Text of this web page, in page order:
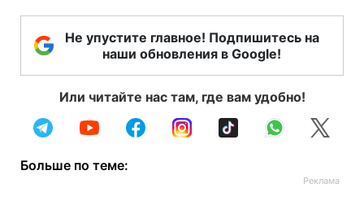
Не упустите главное! Подпишитесь на
наши обновления в Google!
Или читайте нас там, где вам удобно!
Больше по теме: